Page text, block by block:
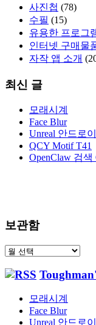
사진첩 (78)
수필 (15)
유용한 프로그
인터넷 구매물
자작 앱 소개
최신 글
모래시계
Face Blur
Unreal 안드로
QCY Motif T41
OpenClaw 검색
보관함
보
함
모래시계
Face Blur
Unreal 안드로